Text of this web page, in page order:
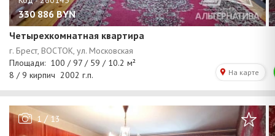
330 886 BYN
Четырехкомнатная квартира
1 / 13